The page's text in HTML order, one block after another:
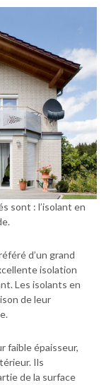
sont : l’isolant en
d’un grand
isolation
Les isolants en
de leur
faible épaisseur,
Ils
de la surface